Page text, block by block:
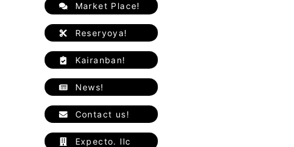
Market Place!
Reseryoya!
Kairanban!
News!
Contact us!
Expecto. llc